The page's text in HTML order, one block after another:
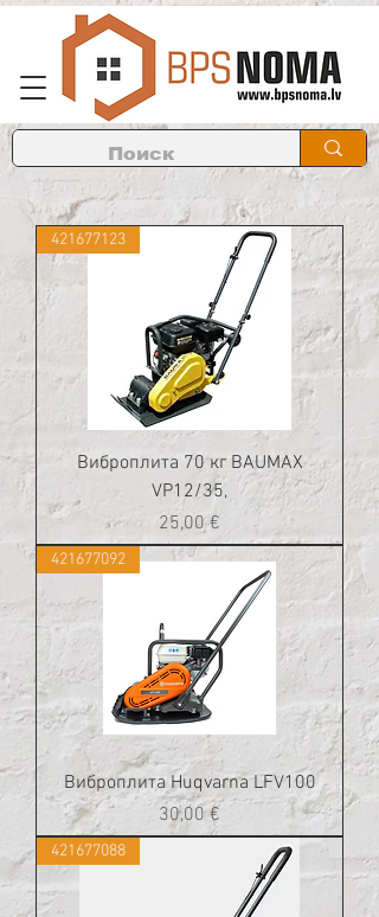
421677123
Виброплита 70 кг BAUMAX
VP12/35,
Цена
25,00 €
421677092
Виброплита Huqvarna LFV100
Цена
30,00 €
421677088